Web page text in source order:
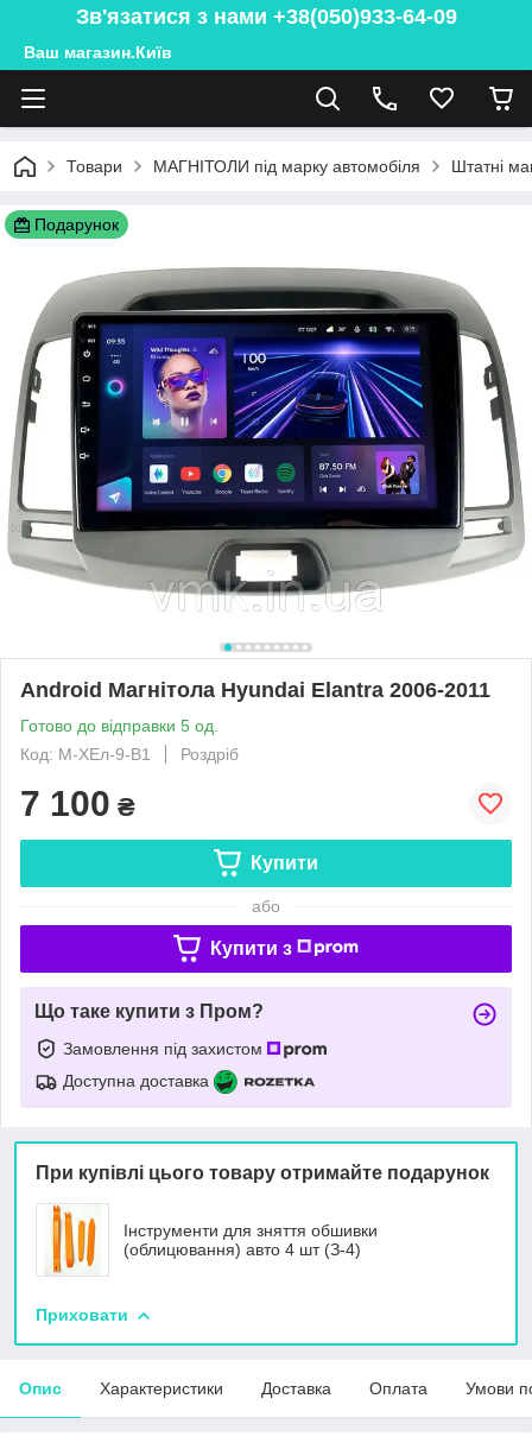
Зв'язатися з нами +38(050)933-64-09
Ваш магазин.Київ
Товари МАГНІТОЛИ під марку автомобіля Штатні
Подарунок
Android Магнітола Hyundai Elantra 2006-2011
Готово до відправки 5 од.
Код: М-ХЕл-9-В1
Роздріб
7 100 ₴
Купити
або
Купити з
Що таке купити з Пром?
Замовлення під захистом
Доступна доставка
При купівлі цього товару отримайте подарунок
Інструменти для зняття обшивки
(облицювання) авто 4 шт (З-4)
Приховати
Опис Характеристики Доставка Оплата Умови